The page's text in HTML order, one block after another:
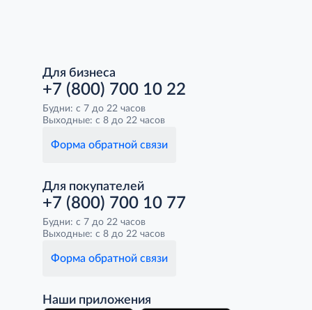
Для бизнеса
+7 (800) 700 10 22
Будни: с 7 до 22 часов
Выходные: с 8 до 22 часов
Форма обратной связи
Для покупателей
+7 (800) 700 10 77
Будни: с 7 до 22 часов
Выходные: с 8 до 22 часов
Форма обратной связи
Наши приложения